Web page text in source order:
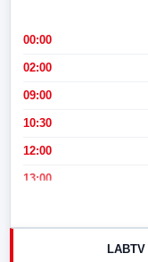
00:00
02:00
09:00
10:30
12:00
13:00
LABTV